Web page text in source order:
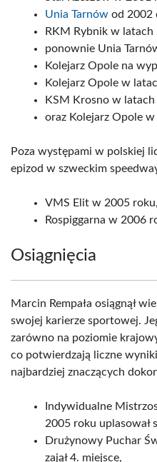
Unia Tarnów od 2002
RKM Rybnik w
ponownie Unia
Kolejarz Opole na
Kolejarz Opole w
KSM Krosno w
oraz Kolejarz Opole
Poza występami w polskiej
epizod w szweckim
VMS Elit w 2005 roku,
Rospiggarna w 2006
Osiągnięcia
Marcin Rempała osiągnął
swojej karierze sportowej.
zarówno na poziomie
co potwierdzają liczne
najbardziej znaczących
Indywidualne
2005 roku uplasował
Drużynowy Puchar
zajął 4. miejsce,